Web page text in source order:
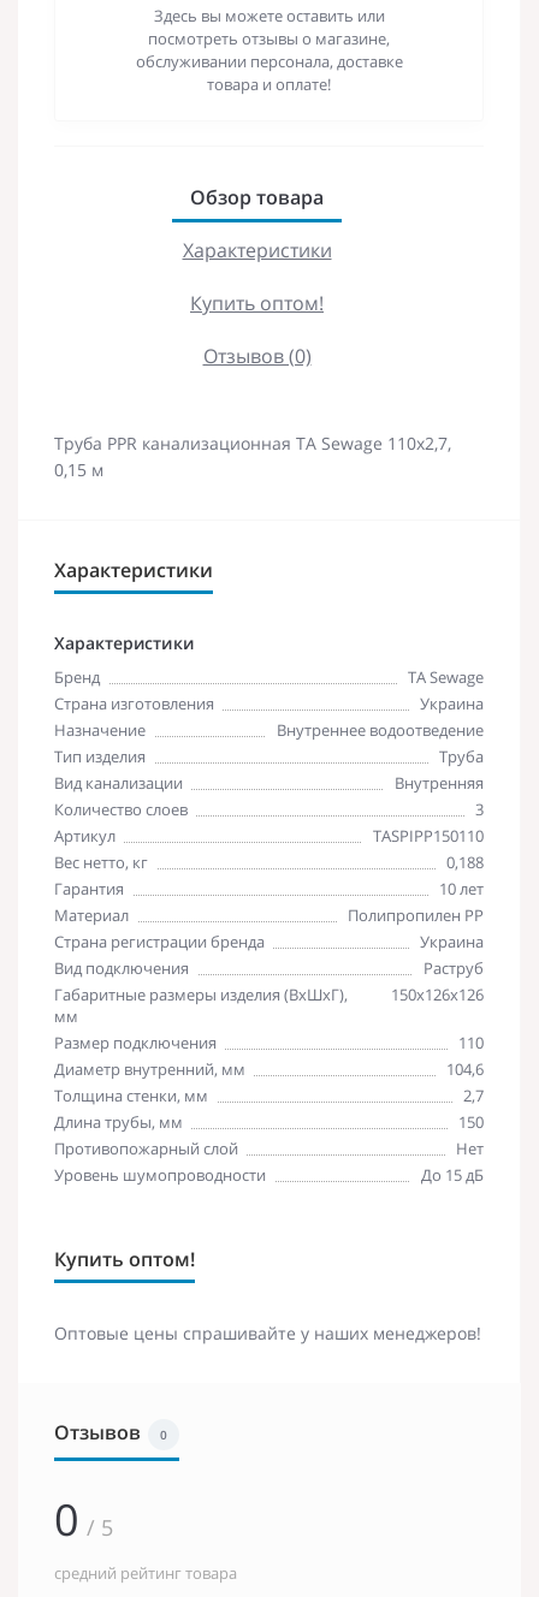
Здесь вы можете оставить или
посмотреть отзывы о магазине,
обслуживании персонала, доставке
товара и оплате!
Обзор товара
Характеристики
Купить оптом!
Отзывов (0)
Труба PPR канализационная TA Sewage 110х2,7,
0,15 м
Характеристики
Характеристики
Бренд
TA Sewage
Страна изготовления
Украина
Назначение
Внутреннее водоотведение
Тип изделия
Труба
Вид канализации
Внутренняя
Количество слоев
3
Артикул
TASPIPP150110
Вес нетто, кг
0,188
Гарантия
10 лет
Материал
Полипропилен PP
Страна регистрации бренда
Украина
Вид подключения
Раструб
Габаритные размеры изделия (ВхШхГ),
мм
150х126х126
Размер подключения
110
Диаметр внутренний, мм
104,6
Толщина стенки, мм
2,7
Длина трубы, мм
150
Противопожарный слой
Нет
Уровень шумопроводности
До 15 дБ
Купить оптом!
Оптовые цены спрашивайте у наших менеджеров!
Отзывов 0
0 / 5
средний рейтинг товара